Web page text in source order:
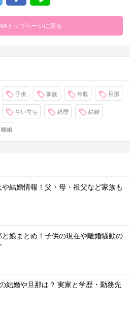
トップページに戻る
子供 家族 年収 旦那
生い立ち 経歴 結婚
離婚
結婚情報！父・母・祖父など家族も
娘まとめ！子供の現在や離婚騒動の
結婚や旦那は？ 実家と学歴・勤務先